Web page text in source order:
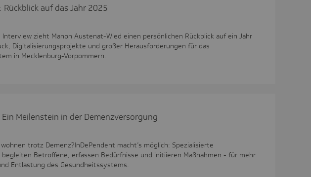
Rückblick auf das Jahr 2025
Interview zieht Manon Austenat-Wied einen persönlichen Rückblick auf ein Jahr
Digitalisierungsprojekte und großer Herausforderungen für das
in Mecklenburg-Vorpommern.
Meilen­stein in der Demenz­ver­sor­gung
trotz Demenz?InDePendent macht’s möglich: Spezialisierte
begleiten Betroffene, erfassen Bedürfnisse und initiieren Maßnahmen - für mehr
Entlastung des Gesundheitssystems.